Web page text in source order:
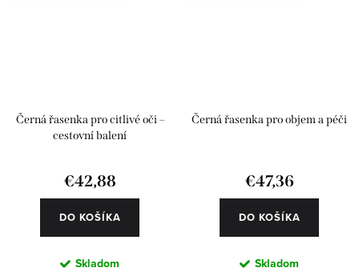
Černá řasenka pro citlivé oči –
cestovní balení
€42,88
DO KOŠÍKA
Skladom
Černá řasenka pro objem a péči
€47,36
DO KOŠÍKA
Skladom